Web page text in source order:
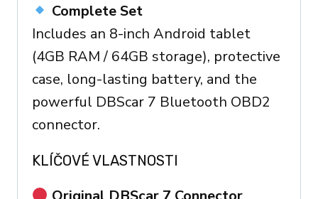
Complete Set
Includes an 8-inch Android tablet
(4GB RAM / 64GB storage), protective
case, long-lasting battery, and the
powerful DBScar 7 Bluetooth OBD2
connector.
KLÍČOVÉ VLASTNOSTI